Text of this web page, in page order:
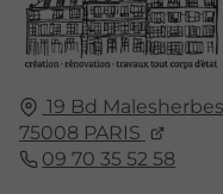
19 Bd Malesherbes
75008 PARIS
09 70 35 52 58